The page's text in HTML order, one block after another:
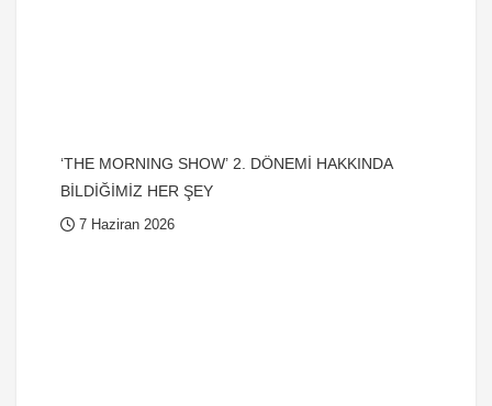
‘THE MORNING SHOW’ 2. DÖNEMİ HAKKINDA
BİLDİĞİMİZ HER ŞEY
7 Haziran 2026